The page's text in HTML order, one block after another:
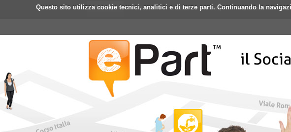
Questo sito utilizza cookie tecnici, analitici e di terze parti. Continuando la
Home ePart Mobile Faq Contatti